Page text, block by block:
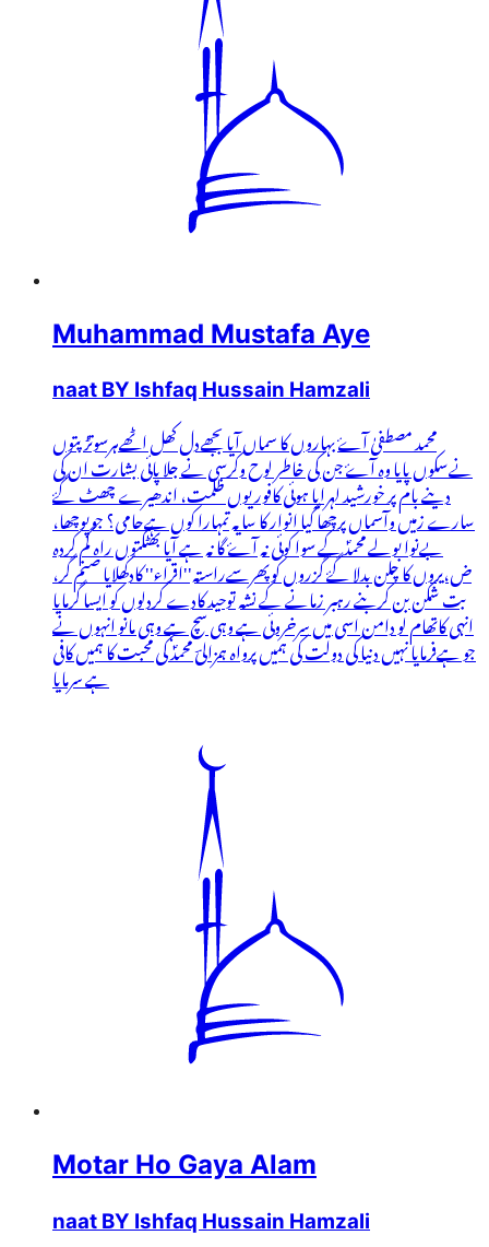
Muhammad Mustafa Aye
naat BY Ishfaq Hussain Hamzali
محمد مصطفیٰ آۓ بہاروں کا سماں آیا بجھےدل کھل اٹھےہرسوتڑپتوں
نےسکوں پایا وہ آۓ جن کی خاطر لوح وکرسی نے جلا پائی بشارت ان کی
دینے بام پر خورشید لہرایا ہوئی کافور یوں ظلمت، اندھیرے چھٹ گۓ
سارے زمیں وآسماں پرچھا گیا انوار کا سایہ تمہارا کوں ہےحامی؟ جوپوچھا،
بےنوا بولے محمدؐ کے سوا کوئی نہ آۓ گا نہ ہے آیا بھٹکتوں راہ گم کردہ
ض،یروں کا چلن بدلا گۓ گزروں کوپھرسےراستہ''اقراء'' کادکھلایا صنم گر،
بت شکن بن کربنے رہبر زمانے کے نشہ توحید کادے کردلوں کو ایسا گرمایا
انہی کاتھام لو دامن اسی میں سرخروئی ہے وہی سچ ہے وہی مانو انہوں نے
جو ہےفرمایا نہیں دنیا کی دولت کی ہمیں پرواہ ہمزالیؔ محمدؐ کی محبت کا ہمیں کافی
ہے سرمایا
Motar Ho Gaya Alam
naat BY Ishfaq Hussain Hamzali